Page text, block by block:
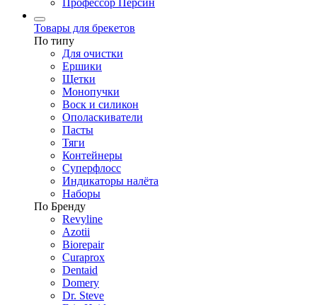
Профессор Персин
Товары для брекетов
По типу
Для очистки
Ершики
Щетки
Монопучки
Воск и силикон
Ополаскиватели
Пасты
Тяги
Контейнеры
Суперфлосс
Индикаторы налёта
Наборы
По Бренду
Revyline
Azotii
Biorepair
Curaprox
Dentaid
Domery
Dr. Steve